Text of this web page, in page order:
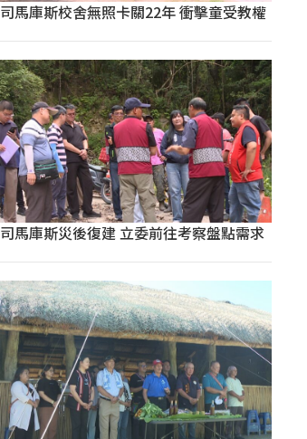
司馬庫斯校舍無照卡關22年 衝擊童受教權
司馬庫斯災後復建 立委前往考察盤點需求